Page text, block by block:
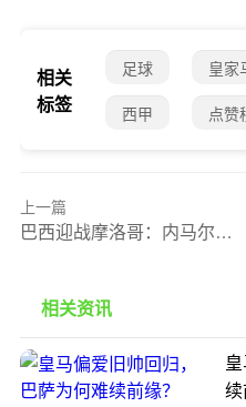
相关
标签
足球 皇家
西甲 点赞
上一篇
巴西迎战摩洛哥：内马尔伤情悬疑 北非劲旅后程发力
相关资讯
续